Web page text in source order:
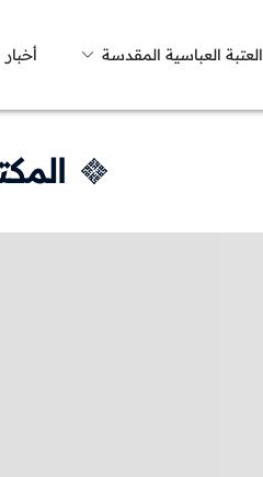
العتبة العباسية المقدسة أخبار